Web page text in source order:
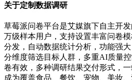
关于定制数据调研
草莓派问卷平台是艾媒旗下自主开
万级样本用户，支持设置丰富问卷
分发，自动数据统计分析，功能强
分维度筛选目标人群，多重AI质量
卷有效，多种调研结果交付形式，
成为覆盖食品、餐饮、宠物、美妆